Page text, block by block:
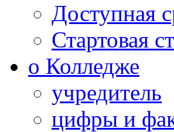
Доступная
Стартовая
о Колледже
учредитель
цифры и